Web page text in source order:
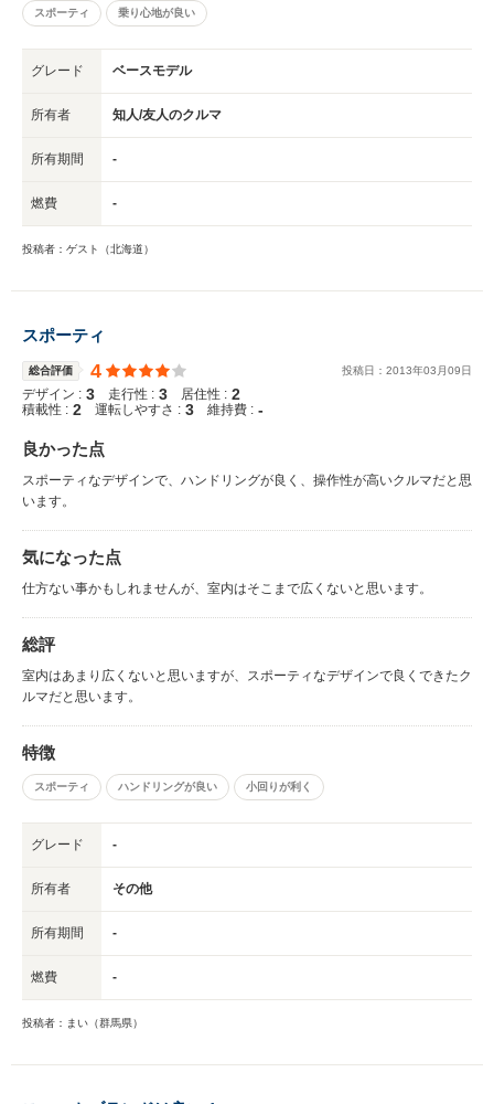
スポーティ 乗り心地が良い
グレード ベースモデル
所有者 知人/友人のクルマ
所有期間 -
燃費 -
投稿者：ゲスト（北海道）
スポーティ
総合評価 4 投稿日： 2013年03 月09日
デザイン : 3 走行性 : 3 居住性 : 2
積載性 : 2 運転しやすさ : 3 維持費 : -
良かった点
スポーティなデザインで、ハンドリングが良く、操作性が高いクルマだと思
います。
気になった点
仕方ない事かもしれませんが、室内はそこまで広くないと思います。
総評
室内はあまり広くないと思いますが、スポーティなデザインで良くできたク
ルマだと思います。
特徴
スポーティ ハンドリングが良い 小回りが利く
グレード -
所有者 その他
所有期間 -
燃費 -
投稿者：まい（群馬県）